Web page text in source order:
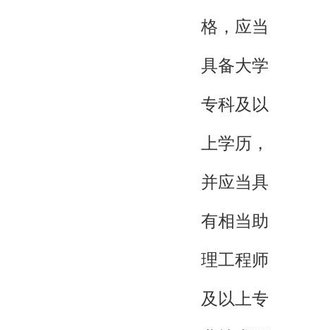
格，应当
具备大学
专科及以
上学历，
并应当具
有相当助
理工程师
及以上专